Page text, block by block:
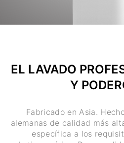
EL LAVADO
Y
Fabricado en Asia.
alemanas de calidad más
específica a los